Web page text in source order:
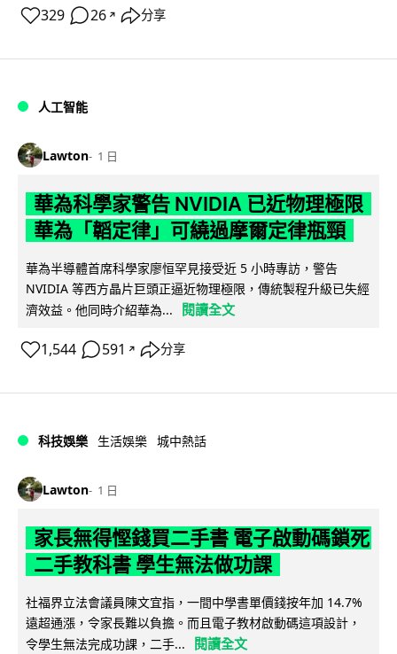
329 26 ↗ 分享
人工智能
Lawton 1 日
華為科學家警告 NVIDIA 已近物理極限
華為「韜定律」可繞過摩爾定律瓶頸
華為半導體首席科學家廖恒罕見接受近 5 小時專訪，警告
NVIDIA 等西方晶片巨頭正逼近物理極限，傳統製程升級已失經
濟效益。他同時介紹華為...
閱讀全文
1,544 591 ↗ 分享
科技娛樂 生活娛樂 城中熱話
Lawton 1 日
家長無得慳錢買二手書 電子啟動碼鎖死
二手教科書 學生無法做功課
社福界立法會議員陳文宜指，一間中學書單價錢按年加 14.7%
遠超通漲，令家長難以負擔。而且電子教材啟動碼這項設計，
令學生無法完成功課，二手...
閱讀全文